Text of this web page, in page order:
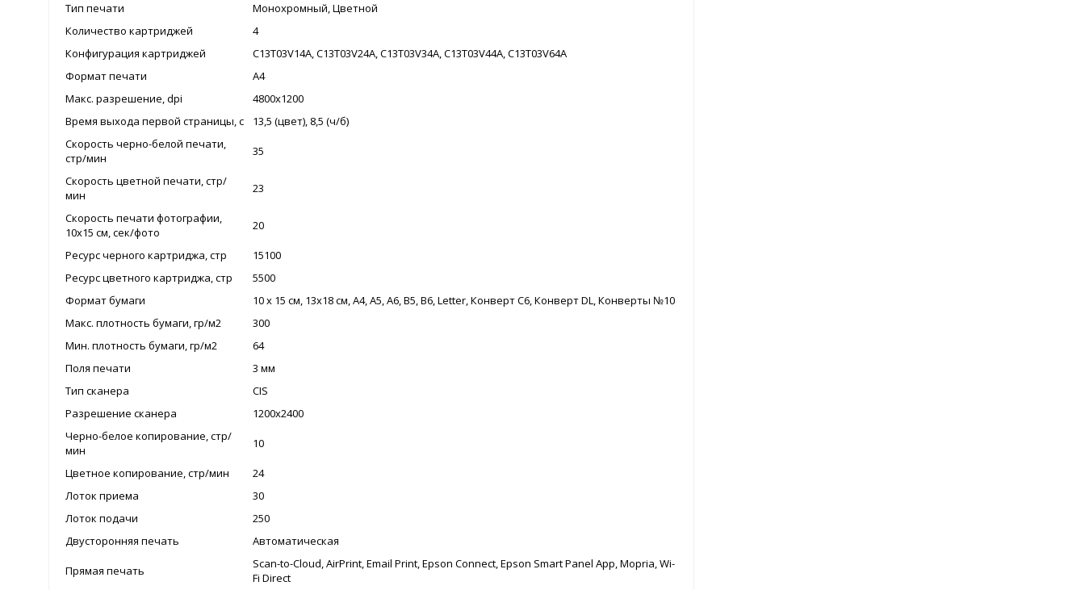
Тип печати
Монохромный, Цветной
Количество картриджей
4
Конфигурация картриджей
C13T03V14A, C13T03V24A, C13T03V34A, C13T03V44A, C13T03V64A
Формат печати
A4
Макс. разрешение, dpi
4800x1200
Время выхода первой страницы, с
13,5 (цвет), 8,5 (ч/б)
Скорость черно-белой печати,
стр/мин
35
Cкорость цветной печати, стр/
мин
23
Скорость печати фотографии,
10х15 см, сек/фото
20
Ресурс черного картриджа, стр
15100
Ресурс цветного картриджа, стр
5500
Формат бумаги
10 x 15 см, 13х18 см, A4, A5, A6, B5, B6, Letter, Конверт C6, Конверт DL, Конверты №10
Макс. плотность бумаги, гр/м2
300
Мин. плотность бумаги, гр/м2
64
Поля печати
3 мм
Тип сканера
CIS
Разрешение cканера
1200x2400
Черно-белое копирование, стр/
мин
10
Цветное копирование, стр/мин
24
Лоток приема
30
Лоток подачи
250
Двусторонняя печать
Автоматическая
Прямая печать
Scan-to-Cloud, AirPrint, Email Print, Epson Connect, Epson Smart Panel App, Mopria, Wi-
Fi Direct